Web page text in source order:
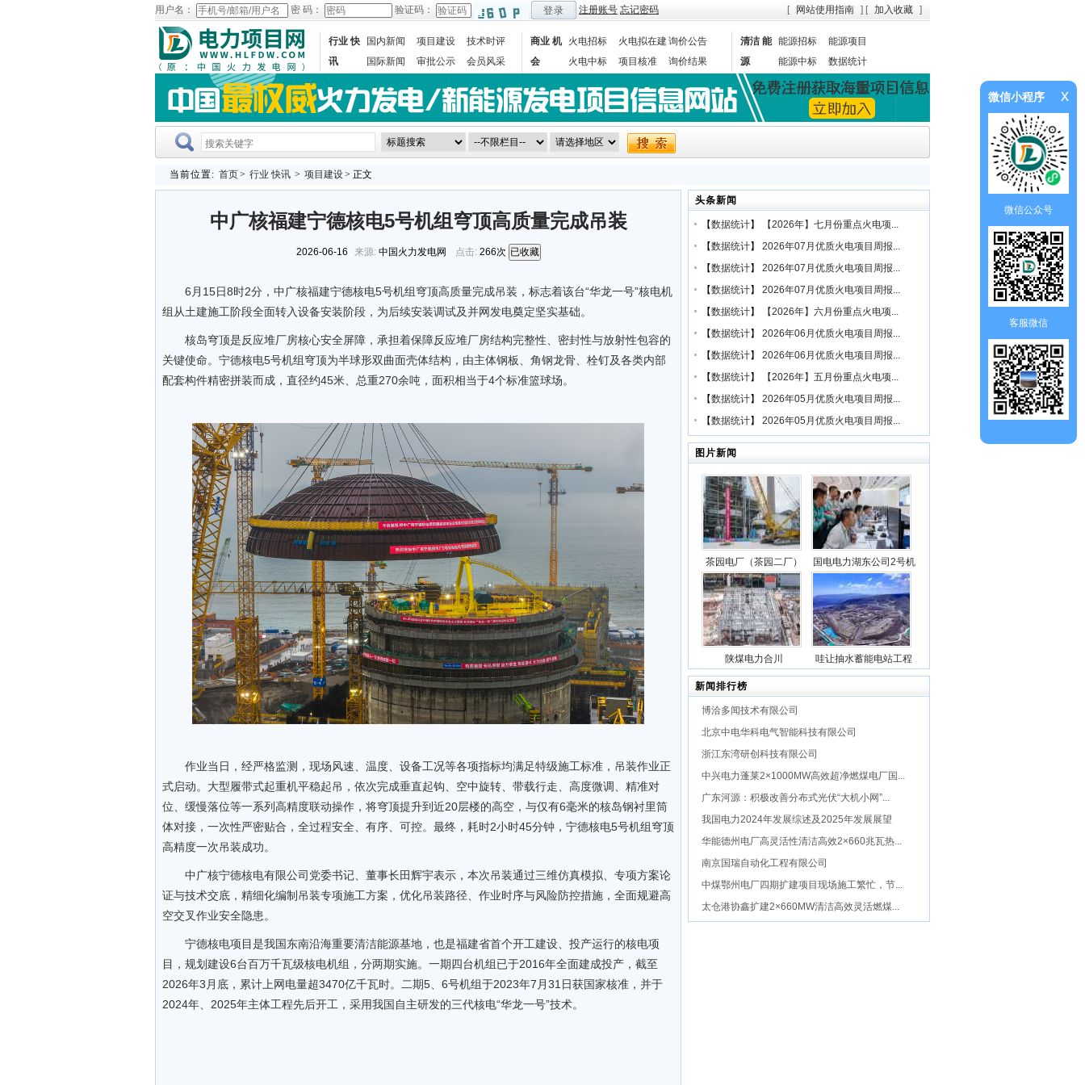
用户名： 密 码： 验证码： 登录 注册账号 忘记密码 [ 网站使用指南 ] [ 加入收藏 ]
行业 快
讯
国内新闻 项目建设
技术时评
国际新闻
审批公示 会员风采
商业 机
会
火电招标 火电拟在建询价公告
火电中标
项目核准
询价结果
清洁 能
源
能源招标
能源项目
能源中标
数据统计
当前位置: 首页> 行业 快讯 > 项目建设> 正文
中广核福建宁德核电5号机组穹顶高质量完成吊装
2026-06-16 来源: 中国火力发电网 点击: 266次 已收藏
6月15日8时2分，中广核福建宁德核电5号机组穹顶高质量完成吊装，标志着该台“华龙一号”核电机
组从土建施工阶段全面转入设备安装阶段，为后续安装调试及并网发电奠定坚实基础。
核岛穹顶是反应堆厂房核心安全屏障，承担着保障反应堆厂房结构完整性、密封性与放射性包容的
关键使命。宁德核电5号机组穹顶为半球形双曲面壳体结构，由主体钢板、角钢龙骨、栓钉及各类内部
配套构件精密拼装而成，直径约45米、总重270余吨，面积相当于4个标准篮球场。
作业当日，经严格监测，现场风速、温度、设备工况等各项指标均满足特级施工标准，吊装作业正
式启动。大型履带式起重机平稳起吊，依次完成垂直起钩、空中旋转、带载行走、高度微调、精准对
位、缓慢落位等一系列高精度联动操作，将穹顶提升到近20层楼的高空，与仅有6毫米的核岛钢衬里筒
体对接，一次性严密贴合，全过程安全、有序、可控。最终，耗时2小时45分钟，宁德核电5号机组穹顶
高精度一次吊装成功。
中广核宁德核电有限公司党委书记、董事长田辉宇表示，本次吊装通过三维仿真模拟、专项方案论
证与技术交底，精细化编制吊装专项施工方案，优化吊装路径、作业时序与风险防控措施，全面规避高
空交叉作业安全隐患。
宁德核电项目是我国东南沿海重要清洁能源基地，也是福建省首个开工建设、投产运行的核电项
目，规划建设6台百万千瓦级核电机组，分两期实施。一期四台机组已于2016年全面建成投产，截至
2026年3月底，累计上网电量超3470亿千瓦时。二期5、6号机组于2023年7月31日获国家核准，并于
2024年、2025年主体工程先后开工，采用我国自主研发的三代核电“华龙一号”技术。
头条新闻
【数据统计】
【2026年】七月份重点火电项...
【数据统计】 2026年07月优质火电项目周报...
【数据统计】 2026年07月优质火电项目周报...
【数据统计】 2026年07月优质火电项目周报...
【数据统计】
【2026年】六月份重点火电项...
【数据统计】 2026年06月优质火电项目周报...
【数据统计】 2026年06月优质火电项目周报...
【数据统计】
【2026年】五月份重点火电项...
【数据统计】 2026年05月优质火电项目周报...
【数据统计】 2026年05月优质火电项目周报...
图片新闻
茶园电厂（茶园二厂）
二期“等容量替
代”（1×660兆瓦）煤电
项目3号机组锅炉钢架首
吊成功
国电电力湖东公司2号机
组锅炉点火一次成功
陕煤电力合川
2×1000MW清洁煤电扩
建项目1号锅炉第一层钢
架通过验收
哇让抽水蓄能电站工程
新闻排行榜
博洽多闻技术有限公司
北京中电华科电气智能科技有限公司
浙江东湾研创科技有限公司
中兴电力蓬莱2×1000MW高效超净燃煤电厂国...
广东河源：积极改善分布式光伏“大机小网”...
我国电力2024年发展综述及2025年发展展望
华能德州电厂高灵活性清洁高效2×660兆瓦热...
南京国瑞自动化工程有限公司
中煤鄂州电厂四期扩建项目现场施工繁忙，节...
太仓港协鑫扩建2×660MW清洁高效灵活燃煤...
微信小程序 x
微信公众号
客服微信